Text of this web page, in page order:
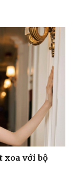
xoa với bộ